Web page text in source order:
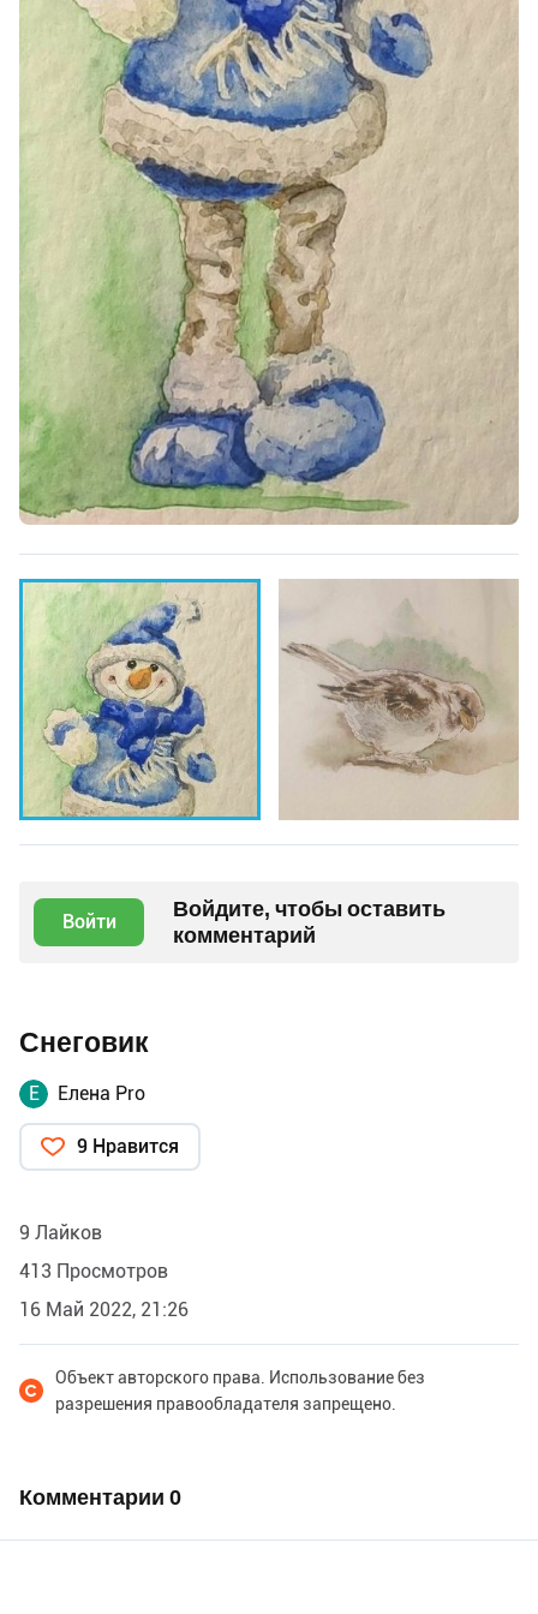
Войти
Войдите, чтобы оставить
комментарий
Снеговик
Е Елена Pro
9 Нравится
9 Лайков
413 Просмотров
16 Май 2022, 21:26
Объект авторского права. Использование без
разрешения правообладателя запрещено.
Комментарии 0